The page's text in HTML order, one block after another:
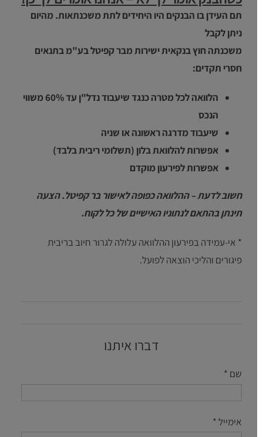
תם העידן בו הבנקים היו היחידים לתת משכנתאות. מהיום
ניתן לקבל
משכנתה חוץ בנקאית ישירות מבר קפיטל בע"מ בתנאים
חסרי תקדים:
הלוואה לכל מטרה כנגד שיעבוד נדל"ן עד 60% משווי
הנכס
שיעבוד מדרגה ראשונה או שניה
אפשרות להלוואת בלון (תשלומי ריבית בלבד)
אפשרות לפירעון מוקדם
חשוב לדעת – ההלוואה כפופה לאישור בר קפיטל. הצעה
תינתן בהתאם לנתוניו האישיים של כל לקוח.
* אי-עמידה בפירעון ההלוואה עלולה לגרור חיוב בריבית
פיגורים והליכי הוצאה לפועל.
דברו איתנו
שם *
אימייל *